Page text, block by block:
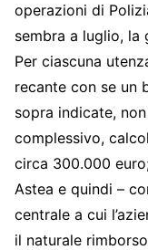
operazioni di
sembra a luglio,
Per ciascuna
recante con se un
sopra indicate,
complessivo,
circa 300.000
Astea e quindi –
centrale a cui
il naturale